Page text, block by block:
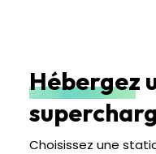
Hébergez
Choisissez une